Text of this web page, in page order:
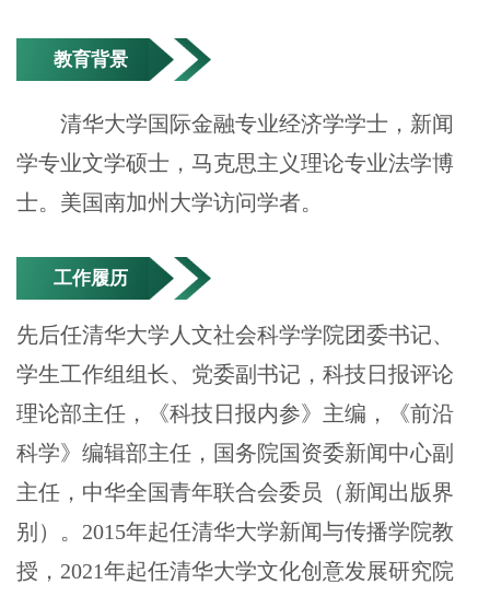
教育背景
清华大学国际金融专业经济学学士，新闻
学专业文学硕士，马克思主义理论专业法学博
士。美国南加州大学访问学者。
工作履历
先后任清华大学人文社会科学学院团委书记、
学生工作组组长、党委副书记，科技日报评论
理论部主任，《科技日报内参》主编，《前沿
科学》编辑部主任，国务院国资委新闻中心副
主任，中华全国青年联合会委员（新闻出版界
别）。2015年起任清华大学新闻与传播学院教
授，2021年起任清华大学文化创意发展研究院